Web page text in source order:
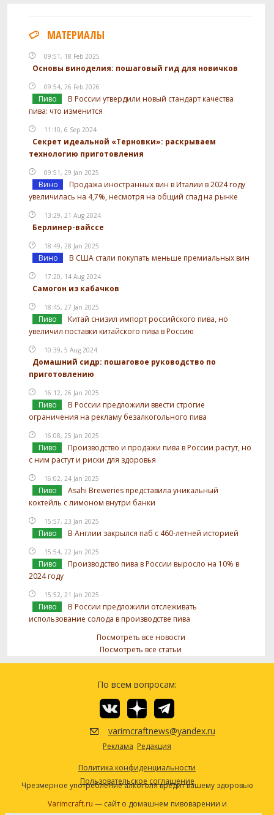
МАТЕРИАЛЫ
09:51, 18 Feb 2025
Основы виноделия: пошаговый гид для новичков
09:54, 26 Feb 2026
Пиво
В России утвердили новый стандарт качества
пива: что изменится
11:10, 6 Sep 2024
Секрет идеальной «Терновки»: раскрываем
технологию приготовления
09:51, 29 Jan 2025
Вино
Продажа иностранных вин в Италии в 2024 году
увеличилась на 4,7%, несмотря на общий спад на рынке
13:29, 21 Aug 2024
Берлинер-вайссе
18:49, 28 Jan 2025
Вино В США стали покупать меньше премиальных вин
17:20, 14 Aug 2024
Самогон из кабачков
18:45, 27 Jan 2025
Пиво
Китай снизил импорт российского пива, но
увеличил поставки китайского пива в Россию
10:39, 5 Aug 2024
Домашний сидр: пошаговое руководство по
приготовлению
16:12, 26 Jan 2025
Пиво
В России предложили ввести строгие
ограничения на рекламу безалкогольного пива
16:08, 25 Jan 2025
Пиво
Производство и продажи пива в России растут, но
с ним растут и риски для здоровья
16:02, 24 Jan 2025
Пиво
Asahi Breweries представила уникальный
коктейль с лимоном внутри банки
15:57, 23 Jan 2025
Пиво В Англии закрылся паб с 460-летней историей
15:54, 22 Jan 2025
Пиво
Производство пива в России выросло на 10% в
2024 году
15:52, 21 Jan 2025
Пиво
В России предложили отслеживать
использование солода в производстве пива
Посмотреть все новости
Посмотреть все статьи
По всем вопросам:
varimcraftnews@yandex.ru
Реклама Редакция
Политика конфиденциальности
Пользовательское соглашение
Чрезмерное употребление алкоголя вредит вашему здоровью
Varimcraft.ru — сайт о домашнем пивоварении и